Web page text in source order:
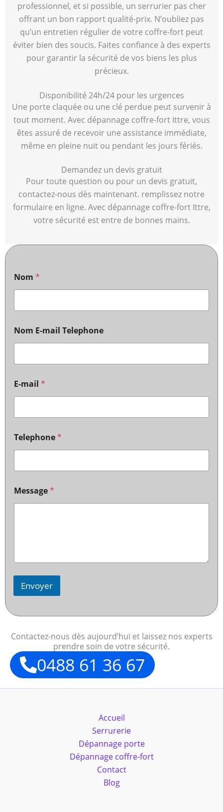
professionnel, et si possible, un serrurier pas cher
offrant un bon rapport qualité-prix. N’oubliez pas
qu’un entretien régulier de votre coffre-fort peut
éviter bien des soucis. Faites confiance à des experts
pour garantir la sécurité de vos biens les plus
précieux.
Disponibilité 24h/24 pour les urgences
Une porte claquée ou une clé perdue peut survenir à
tout moment. Avec dépannage coffre-fort Ittre, vous
êtes assuré de recevoir une assistance immédiate,
même en pleine nuit ou pendant les jours fériés.
Demandez un devis gratuit
Pour toute question ou pour un devis gratuit,
contactez-nous dès maintenant. remplissez notre
formulaire en ligne. Avec dépannage coffre-fort Ittre,
votre sécurité est entre de bonnes mains.
Nom *
Nom E-mail Telephone
E-mail *
Telephone*
Message*
Envoyer
Contactez-nous dès aujourd’hui et laissez nos experts
prendre soin de votre sécurité.
0488 61 36 67
Accueil
Serrurerie
Dépannage porte
Dépannage coffre-fort
Contact
Blog